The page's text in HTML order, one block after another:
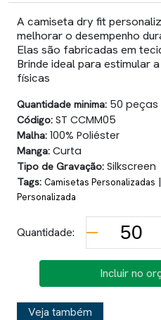
A camiseta dry fit
melhorar o desempenho
Elas são fabricadas em
Brinde ideal para estimular
físicas
Quantidade minima: 50 peças
Código: ST CCMM05
Malha: 100% Poliéster
Manga: Curta
Tipo de Gravação: Silkscreen
Tags: Camisetas Personalizadas |
Personalizada
Quantidade:
Incluir no
Veja também